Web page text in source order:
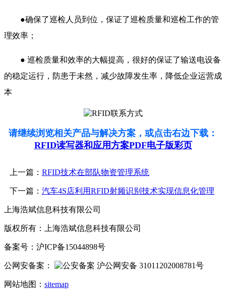
●确保了巡检人员到位，保证了巡检质量和巡检工作的管
理效率；
● 巡检质量和效率的大幅提高，很好的保证了输送电设备
的稳定运行，防患于未然，减少故障发生率，降低企业运营成
本
请继续浏览相关产品与解决方案，或点击右边下载：
RFID读写器和应用方案PDF电子版彩页
上一篇： RFID技术在部队物资管理系统
下一篇： 汽车4S店利用RFID射频识别技术实现信息化管理
上海浩斌信息科技有限公司
版权所有：上海浩斌信息科技有限公司
备案号：沪ICP备15044898号
公网安备案： 沪公网安备 31011202008781号
网站地图： sitemap